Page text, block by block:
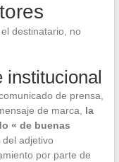
destinatario, no
institucional
de prensa,
de marca, la
« de buenas
adjetivo
por parte de